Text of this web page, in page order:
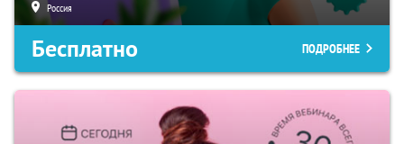
Россия
Бесплатно ПОДРОБНЕЕ